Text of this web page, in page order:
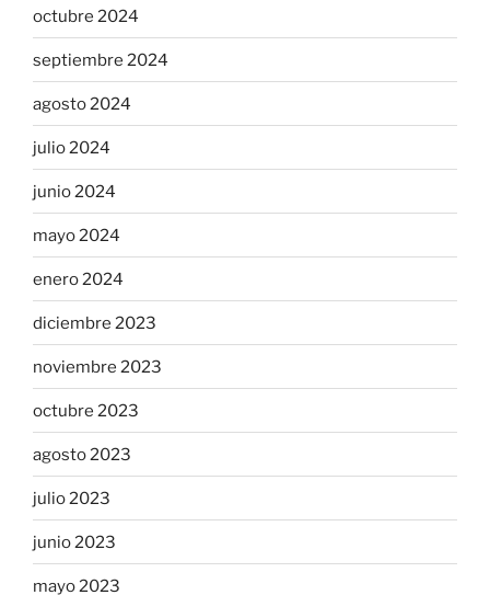
octubre 2024
septiembre 2024
agosto 2024
julio 2024
junio 2024
mayo 2024
enero 2024
diciembre 2023
noviembre 2023
octubre 2023
agosto 2023
julio 2023
junio 2023
mayo 2023